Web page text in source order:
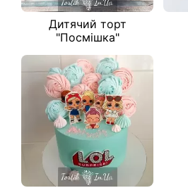
Дитячий торт
"Посмішка"